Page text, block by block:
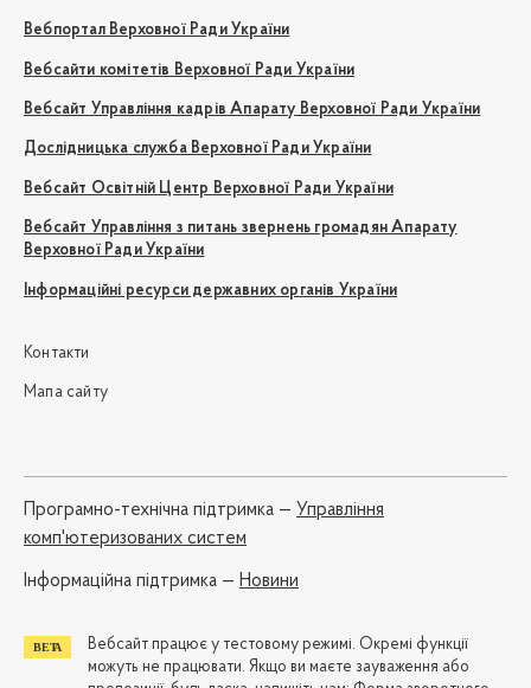
Вебпортал Верховної Ради України
Вебсайти комітетів Верховної Ради України
Вебсайт Управління кадрів Апарату Верховної Ради України
Дослідницька служба Верховної Ради України
Вебсайт Освітній Центр Верховної Ради України
Вебсайт Управління з питань звернень громадян Апарату
Верховної Ради України
Інформаційні ресурси державних органів України
Контакти
Мапа сайту
Програмно-технічна підтримка — Управління
комп'ютеризованих систем
Iнформаційна підтримка — Новини
Вебсайт працює у тестовому режимі. Окремі функції
можуть не працювати. Якщо ви маєте зауваження або